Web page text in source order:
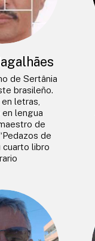
de Sertânia
brasileño.
letras,
lengua
de
de
cuarto libro